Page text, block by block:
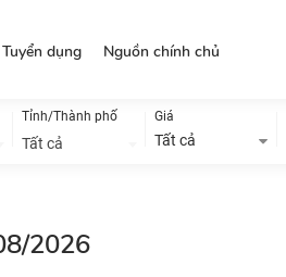
Tuyển dụng Nguồn chính chủ
Tỉnh/Thành phố
Tất cả
Giá
Tất cả
2026